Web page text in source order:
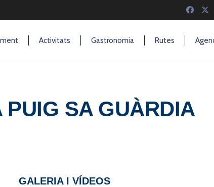
Activitats Gastronomia Rutes
SA GUÀRDIA
GALERIA I VÍDEOS